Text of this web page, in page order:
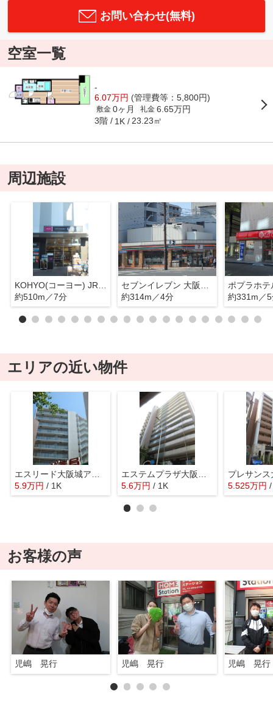
お問い合わせ(無料)
空室一覧
-
6.07万円 (管理費等：5,800円)
敷金 0ヶ月 礼金 6.65万円
3階 1K 23.23㎡
周辺施設
約510m／7分
約314m／4分
約331m／
エリアの近い物件
5.9万円 / 1K
5.6万円 / 1K 5.525万円
お客様の声
児嶋 晃行 児嶋 晃行 児嶋 晃行